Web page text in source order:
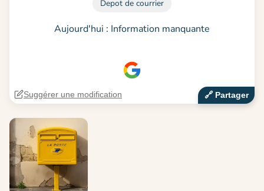
Depot de courrier
Aujourd'hui : Information manquante
🔗‍️ Partager
Suggérer une modification